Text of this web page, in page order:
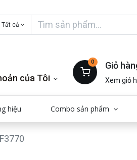
Tất cả
của Tôi
0 Giỏ
Xem giỏ
hiệu Combo sản phẩm